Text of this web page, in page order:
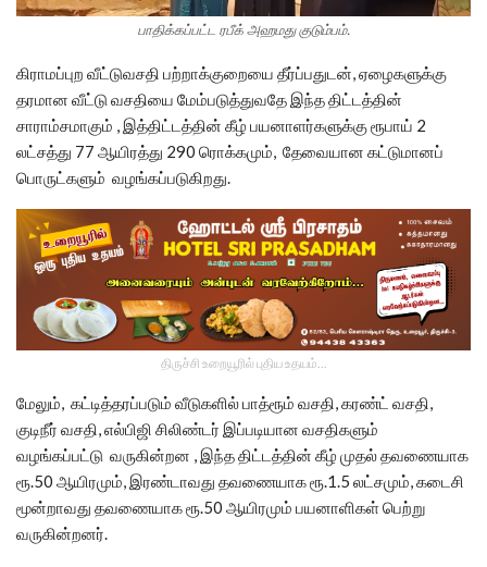
பாதிக்கப்பட்ட ரபீக் அஹமது குடும்பம்.
கிராமப்புற வீட்டுவசதி பற்றாக்குறையை தீர்ப்பதுடன், ஏழைகளுக்கு
தரமான வீட்டு வசதியை மேம்படுத்துவதே இந்த திட்டத்தின்
சாராம்சமாகும் , இத்திட்டத்தின் கீழ் பயனாளர்களுக்கு ரூபாய் 2
லட்சத்து 77 ஆயிரத்து 290 ரொக்கமும், தேவையான கட்டுமானப்
பொருட்களும் வழங்கப்படுகிறது.
திருச்சி உறையூரில் புதிய உதயம்...
மேலும், கட்டித்தரப்படும் வீடுகளில் பாத்ரூம் வசதி, கரண்ட் வசதி,
குடிநீர் வசதி, எல்பிஜி சிலிண்டர் இப்படியான வசதிகளும்
வழங்கப்பட்டு வருகின்றன , இந்த திட்டத்தின் கீழ் முதல் தவணையாக
ரூ.50 ஆயிரமும், இரண்டாவது தவணையாக ரூ.1.5 லட்சமும், கடைசி
மூன்றாவது தவணையாக ரூ.50 ஆயிரமும் பயனாளிகள் பெற்று
வருகின்றனர்.